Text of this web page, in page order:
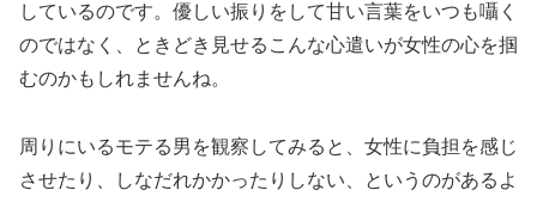
しているのです。優しい振りをして甘い言葉をいつも囁く
のではなく、ときどき見せるこんな心遣いが女性の心を掴
むのかもしれませんね。
周りにいるモテる男を観察してみると、女性に負担を感じ
させたり、しなだれかかったりしない、というのがあるよ